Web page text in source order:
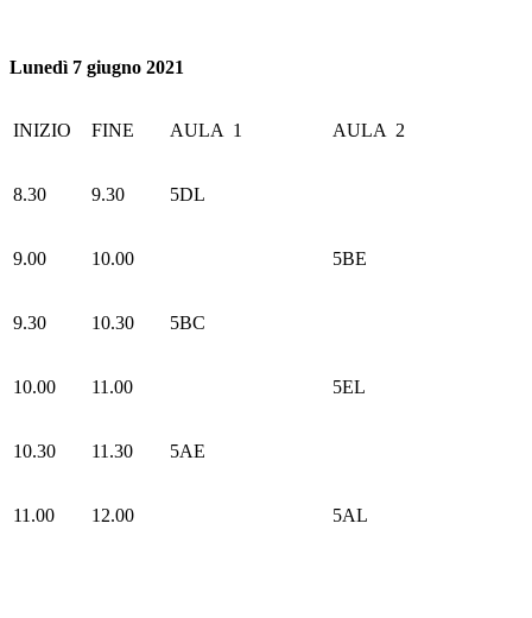
Lunedì 7 giugno 2021
INIZIO FINE AULA 1 AULA 2
8.30 9.30 5DL
9.00 10.00 5BE
9.30 10.30 5BC
10.00 11.00 5EL
10.30 11.30 5AE
11.00 12.00 5AL